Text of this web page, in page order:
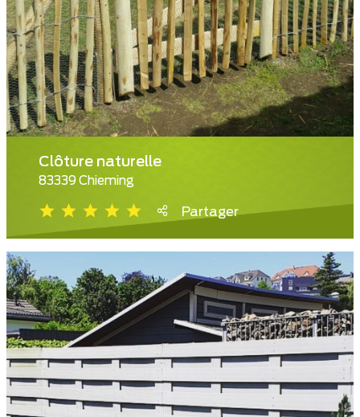
Clôture naturelle
83339 Chieming
Partager